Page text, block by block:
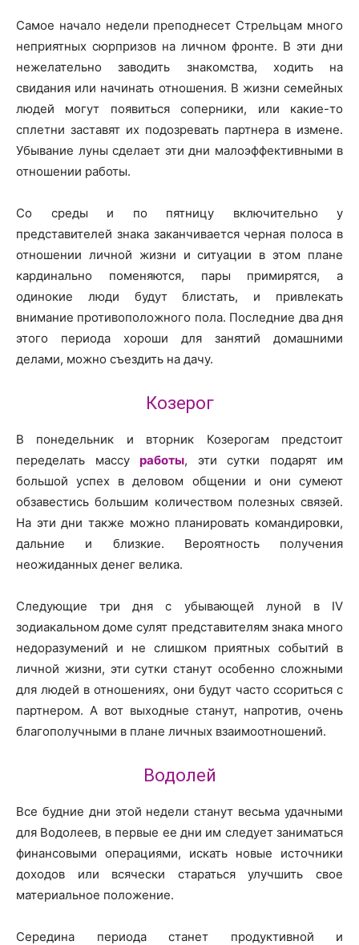
Самое начало недели преподнесет Стрельцам много
неприятных сюрпризов на личном фронте. В эти дни
нежелательно заводить знакомства, ходить на
свидания или начинать отношения. В жизни семейных
людей могут появиться соперники, или какие-то
сплетни заставят их подозревать партнера в измене.
Убывание луны сделает эти дни малоэффективными в
отношении работы.
Со среды и по пятницу включительно у
представителей знака заканчивается черная полоса в
отношении личной жизни и ситуации в этом плане
кардинально поменяются, пары примирятся, а
одинокие люди будут блистать, и привлекать
внимание противоположного пола. Последние два дня
этого периода хороши для занятий домашними
делами, можно съездить на дачу.
Козерог
В понедельник и вторник Козерогам предстоит
переделать массу работы, эти сутки подарят им
большой успех в деловом общении и они сумеют
обзавестись большим количеством полезных связей.
На эти дни также можно планировать командировки,
дальние и близкие. Вероятность получения
неожиданных денег велика.
Следующие три дня с убывающей луной в IV
зодиакальном доме сулят представителям знака много
недоразумений и не слишком приятных событий в
личной жизни, эти сутки станут особенно сложными
для людей в отношениях, они будут часто ссориться с
партнером. А вот выходные станут, напротив, очень
благополучными в плане личных взаимоотношений.
Водолей
Все будние дни этой недели станут весьма удачными
для Водолеев, в первые ее дни им следует заниматься
финансовыми операциями, искать новые источники
доходов или всячески стараться улучшить свое
материальное положение.
Середина периода станет продуктивной и